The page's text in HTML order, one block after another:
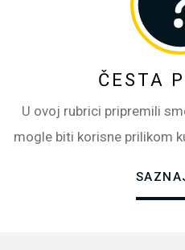
ČESTA
U ovoj rubrici pripremili
mogle biti korisne prilikom